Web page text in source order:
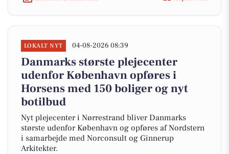
LOKALT NYT 04-08-2026 08:39
Danmarks største plejecenter
udenfor København opføres i
Horsens med 150 boliger og nyt
botilbud
Nyt plejecenter i Nørrestrand bliver Danmarks
største udenfor København og opføres af Nordstern
i samarbejde med Norconsult og Ginnerup
Arkitekter.